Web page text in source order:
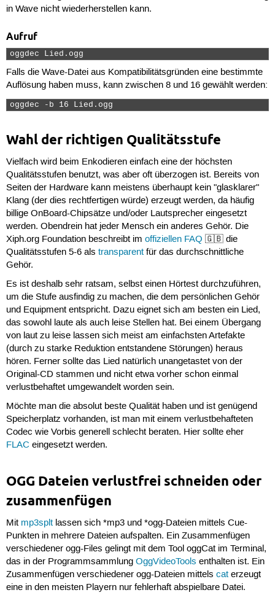
in Wave nicht wiederherstellen kann.
Aufruf
oggdec Lied.ogg
Falls die Wave-Datei aus Kompatibilitätsgründen eine bestimmte
Auflösung haben muss, kann zwischen 8 und 16 gewählt werden:
oggdec -b 16 Lied.ogg
Wahl der richtigen Qualitätsstufe
Vielfach wird beim Enkodieren einfach eine der höchsten
Qualitätsstufen benutzt, was aber oft überzogen ist. Bereits von
Seiten der Hardware kann meistens überhaupt kein "glasklarer"
Klang (der dies rechtfertigen würde) erzeugt werden, da häufig
billige OnBoard-Chipsätze und/oder Lautsprecher eingesetzt
werden. Obendrein hat jeder Mensch ein anderes Gehör. Die
Xiph.org Foundation beschreibt im offiziellen FAQ 🇬🇧 die
Qualitätsstufen 5-6 als transparentfür das durchschnittliche
Gehör.
Es ist deshalb sehr ratsam, selbst einen Hörtest durchzuführen,
um die Stufe ausfindig zu machen, die dem persönlichen Gehör
und Equipment entspricht. Dazu eignet sich am besten ein Lied,
das sowohl laute als auch leise Stellen hat. Bei einem Übergang
von laut zu leise lassen sich meist am einfachsten Artefakte
(durch zu starke Reduktion entstandene Störungen) heraus
hören. Ferner sollte das Lied natürlich unangetastet von der
Original-CD stammen und nicht etwa vorher schon einmal
verlustbehaftet umgewandelt worden sein.
Möchte man die absolut beste Qualität haben und ist genügend
Speicherplatz vorhanden, ist man mit einem verlustbehafteten
Codec wie Vorbis generell schlecht beraten. Hier sollte eher
FLAC eingesetzt werden.
OGG Dateien verlustfrei schneiden oder
zusammenfügen
Mit mp3spltlassen sich *mp3 und *ogg-Dateien mittels Cue-
Punkten in mehrere Dateien aufspalten. Ein Zusammenfügen
verschiedener ogg-Files gelingt mit dem Tool oggCat im Terminal,
das in der Programmsammlung OggVideoTools enthalten ist. Ein
Zusammenfügen verschiedener ogg-Dateien mittels caterzeugt
eine in den meisten Playern nur fehlerhaft abspielbare Datei.